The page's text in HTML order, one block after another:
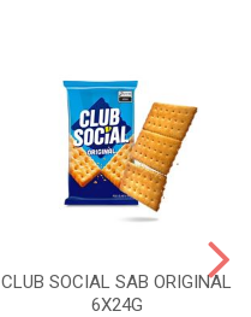
CLUB SOCIAL SAB ORIGINAL
6X24G